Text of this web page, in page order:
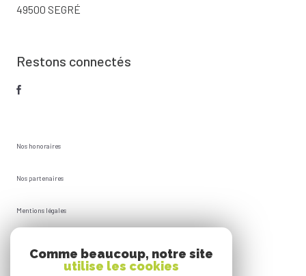
49500 SEGRÉ
Restons connectés
Nos honoraires
Nos partenaires
Mentions légales
Comme beaucoup, notre site
utilise les cookies